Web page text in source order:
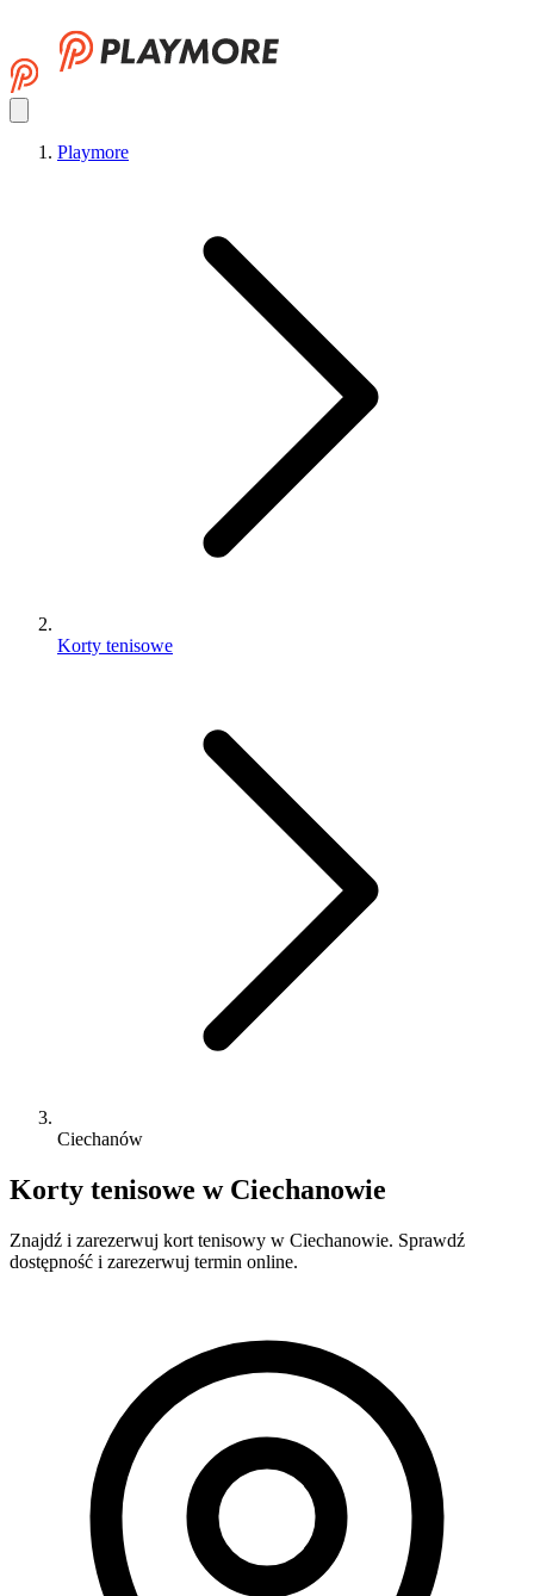
Playmore
Korty tenisowe
Ciechanów
Korty tenisowe w Ciechanowie
Znajdź i zarezerwuj kort tenisowy w Ciechanowie. Sprawdź
dostępność i zarezerwuj termin online.